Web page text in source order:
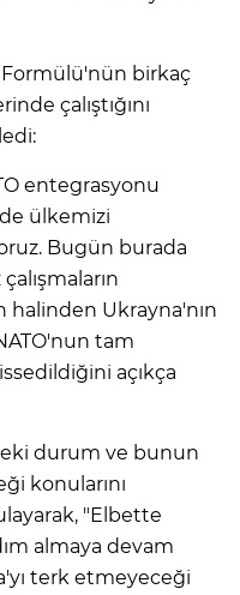
Formülü'nün birkaç
çalıştığını
entegrasyonu
ülkemizi
Bugün burada
halinden Ukrayna'nın
tam
açıkça
durum ve bunun
konularını
"Elbette
almaya devam
terk etmeyeceği